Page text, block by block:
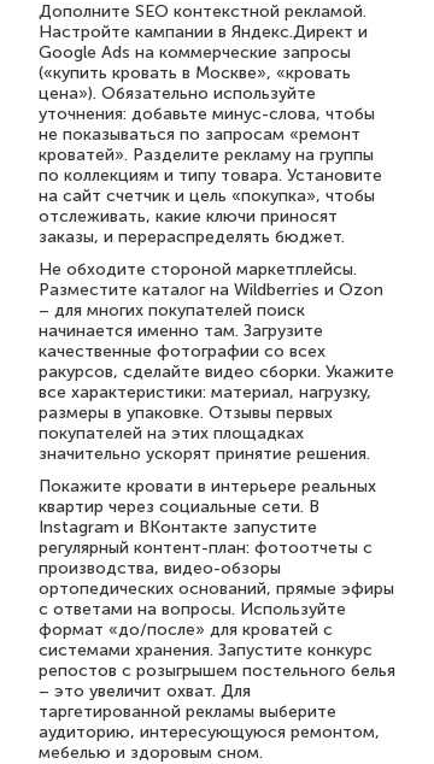
Дополните SEO контекстной рекламой.
Настройте кампании в Яндекс.Директ и
Google Ads на коммерческие запросы
(«купить кровать в Москве», «кровать
цена»). Обязательно используйте
уточнения: добавьте минус-слова, чтобы
не показываться по запросам «ремонт
кроватей». Разделите рекламу на группы
по коллекциям и типу товара. Установите
на сайт счетчик и цель «покупка», чтобы
отслеживать, какие ключи приносят
заказы, и перераспределять бюджет.
Не обходите стороной маркетплейсы.
Разместите каталог на Wildberries и Ozon
– для многих покупателей поиск
начинается именно там. Загрузите
качественные фотографии со всех
ракурсов, сделайте видео сборки. Укажите
все характеристики: материал, нагрузку,
размеры в упаковке. Отзывы первых
покупателей на этих площадках
значительно ускорят принятие решения.
Покажите кровати в интерьере реальных
квартир через социальные сети. В
Instagram и ВКонтакте запустите
регулярный контент-план: фотоотчеты с
производства, видео-обзоры
ортопедических оснований, прямые эфиры
с ответами на вопросы. Используйте
формат «до/после» для кроватей с
системами хранения. Запустите конкурс
репостов с розыгрышем постельного белья
– это увеличит охват. Для
таргетированной рекламы выберите
аудиторию, интересующуюся ремонтом,
мебелью и здоровым сном.